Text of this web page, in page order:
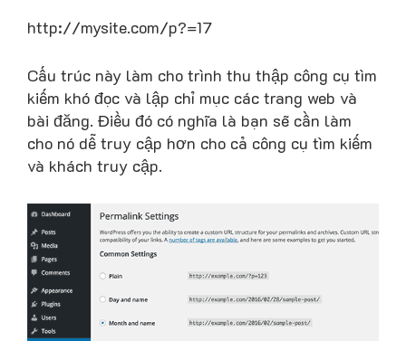
http://mysite.com/p?=17
Cấu trúc này làm cho trình thu thập công cụ tìm
kiếm khó đọc và lập chỉ mục các trang web và
bài đăng. Điều đó có nghĩa là bạn sẽ cần làm
cho nó dễ truy cập hơn cho cả công cụ tìm kiếm
và khách truy cập.